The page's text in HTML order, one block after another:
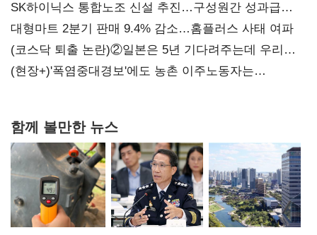
SK하이닉스 통합노조 신설 추진…구성원간 성과급
불만 확산
대형마트 2분기 판매 9.4% 감소…홈플러스 사태 여파
(코스닥 퇴출 논란)②일본은 5년 기다려주는데 우리는
당장 퇴출?…시간만으론 부족한 코스닥 구하기
(현장+)'폭염중대경보'에도 농촌 이주노동자는
함께 볼만한 뉴스